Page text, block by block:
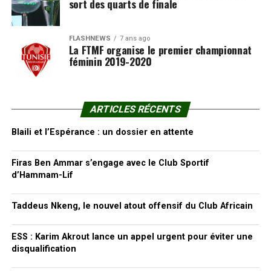
sort des quarts de finale
FLASHNEWS 7 ans ago
La FTMF organise le premier championnat
féminin 2019-2020
ARTICLES RÉCENTS
Blaili et l’Espérance : un dossier en attente
Firas Ben Ammar s’engage avec le Club Sportif
d’Hammam-Lif
Taddeus Nkeng, le nouvel atout offensif du Club Africain
ESS : Karim Akrout lance un appel urgent pour éviter une
disqualification